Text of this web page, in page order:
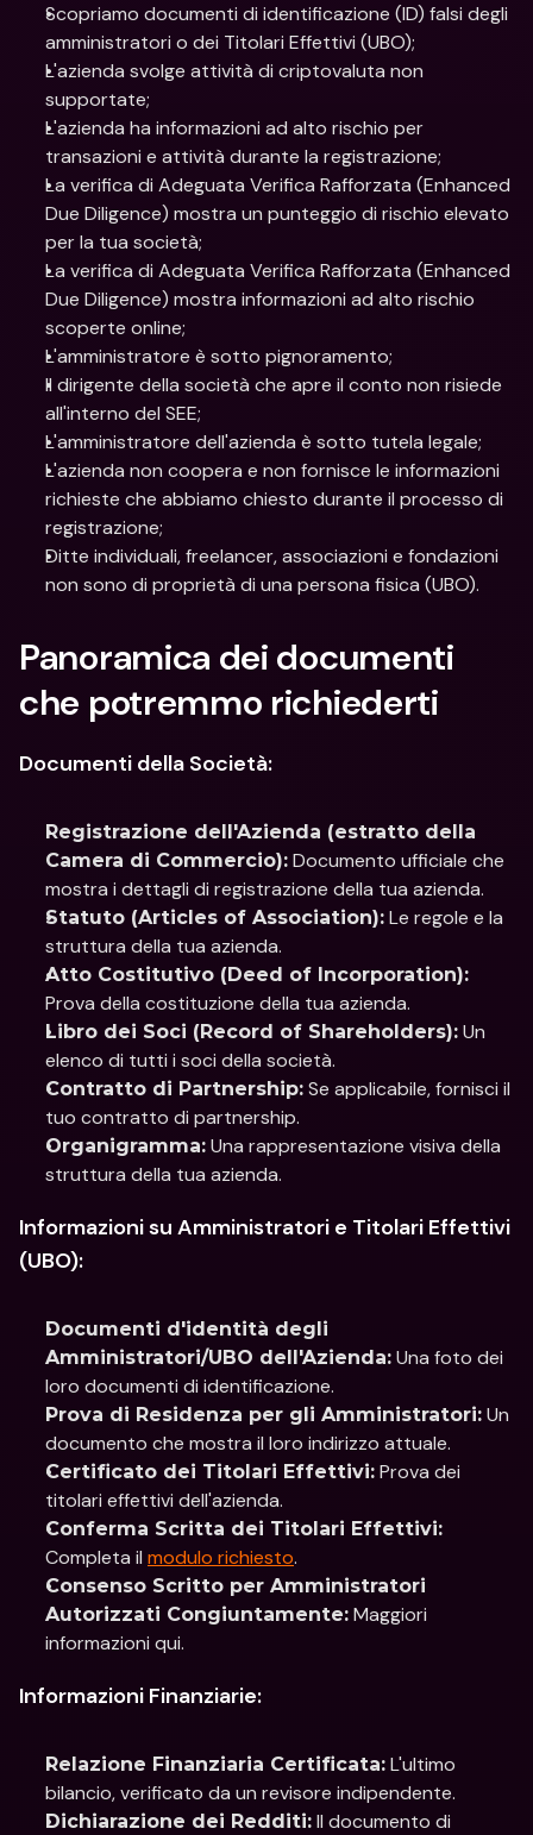
Scopriamo documenti di identificazione (ID) falsi degli
amministratori o dei Titolari Effettivi (UBO);
L'azienda svolge attività di criptovaluta non
supportate;
L'azienda ha informazioni ad alto rischio per
transazioni e attività durante la registrazione;
La verifica di Adeguata Verifica Rafforzata (Enhanced
Due Diligence) mostra un punteggio di rischio elevato
per la tua società;
La verifica di Adeguata Verifica Rafforzata (Enhanced
Due Diligence) mostra informazioni ad alto rischio
scoperte online;
L'amministratore è sotto pignoramento;
Il dirigente della società che apre il conto non risiede
all'interno del SEE;
L'amministratore dell'azienda è sotto tutela legale;
L'azienda non coopera e non fornisce le informazioni
richieste che abbiamo chiesto durante il processo di
registrazione;
Ditte individuali, freelancer, associazioni e fondazioni
non sono di proprietà di una persona fisica (UBO).
Panoramica dei documenti
che potremmo richiederti
Documenti della Società:
Registrazione dell'Azienda (estratto della
Camera di Commercio): Documento ufficiale che
mostra i dettagli di registrazione della tua azienda.
Statuto (Articles of Association): Le regole e la
struttura della tua azienda.
Atto Costitutivo (Deed of Incorporation):
Prova della costituzione della tua azienda.
Libro dei Soci (Record of Shareholders): Un
elenco di tutti i soci della società.
Contratto di Partnership: Se applicabile, fornisci il
tuo contratto di partnership.
Organigramma: Una rappresentazione visiva della
struttura della tua azienda.
Informazioni su Amministratori e Titolari Effettivi
(UBO):
Documenti d'identità degli
Amministratori/UBO dell'Azienda: Una foto dei
loro documenti di identificazione.
Prova di Residenza per gli Amministratori: Un
documento che mostra il loro indirizzo attuale.
Certificato dei Titolari Effettivi: Prova dei
titolari effettivi dell'azienda.
Conferma Scritta dei Titolari Effettivi:
Completa il modulo richiesto.
Consenso Scritto per Amministratori
Autorizzati Congiuntamente: Maggiori
informazioni qui.
Informazioni Finanziarie:
Relazione Finanziaria Certificata: L'ultimo
bilancio, verificato da un revisore indipendente.
Dichiarazione dei Redditi: Il documento di